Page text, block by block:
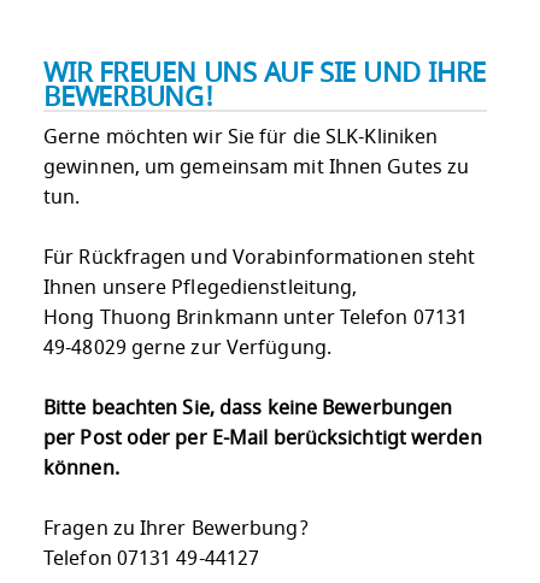
WIR FREUEN UNS AUF SIE UND IHRE
BEWERBUNG!
Gerne möchten wir Sie für die SLK-Kliniken
gewinnen, um gemeinsam mit Ihnen Gutes zu
tun.
Für Rückfragen und Vorabinformationen steht
Ihnen unsere Pflegedienstleitung,
Hong Thuong Brinkmann unter Telefon 07131
49-48029 gerne zur Verfügung.
Bitte beachten Sie, dass keine Bewerbungen
per Post oder per E-Mail berücksichtigt werden
können.
Fragen zu Ihrer Bewerbung?
Telefon 07131 49-44127